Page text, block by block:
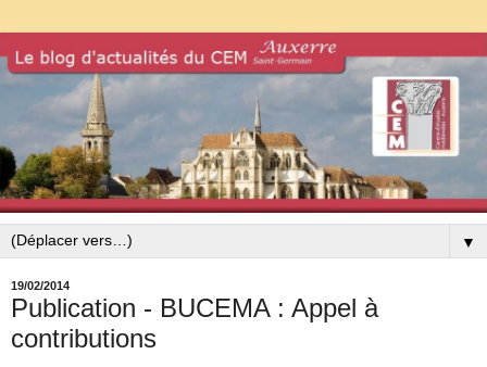
▼
19/02/2014
Publication - BUCEMA : Appel à
contributions